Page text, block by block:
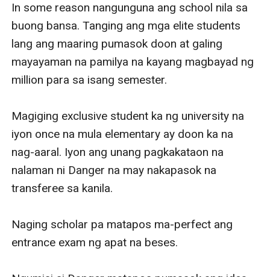
In some reason nangunguna ang school nila sa
buong bansa. Tanging ang mga elite students
lang ang maaring pumasok doon at galing
mayayaman na pamilya na kayang magbayad ng
million para sa isang semester.
Magiging exclusive student ka ng university na
iyon once na mula elementary ay doon ka na
nag-aaral. Iyon ang unang pagkakataon na
nalaman ni Danger na may nakapasok na
transferee sa kanila.
Naging scholar pa matapos ma-perfect ang
entrance exam ng apat na beses.